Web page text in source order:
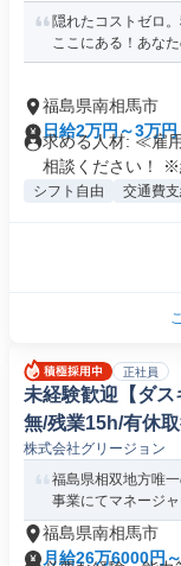
隠れたコストゼロ
ここにある！あな
福島県南相馬市
日給2万円～3万円
求める人材: ≪雇
相談ください！ ※
シフト自由 交通費
正社員
未経験歓迎【ダ
無/残業15h/有休
株式会社グリージョン
福島県相双地方唯
事業にてマネージ
福島県南相馬市
月給26万6000円